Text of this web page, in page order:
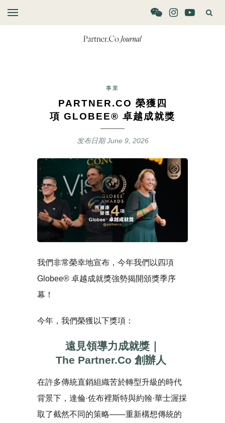
事業
PARTNER.CO 榮獲四
項 GLOBEE® 卓越成就獎
发布日期June 9, 2026
我們非常榮幸地宣布，今年我們以四項
Globee® 卓越成就獎強勢揭開頒獎季序
幕！
今年，我們榮獲以下獎項：
遠見領導力成就獎｜
The Partner.Co 創辦人
在許多傳統直銷組織苦於轉型升級的時代
背景下，達倫·佐布裡斯特與約翰·華士渥採
取了截然不同的策略——重新構想傳統的